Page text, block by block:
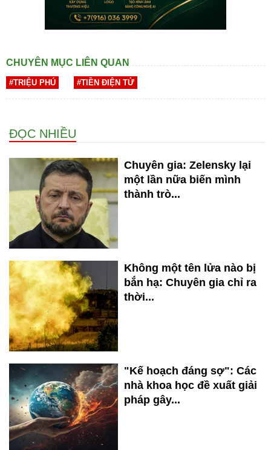
CHUYÊN MỤC LIÊN QUAN
#TRIỆU PHÚ #TIỀN ĐIỆN TỬ
ĐỌC NHIỀU
Chuyên gia: Zelensky lại
một lần nữa biến mình
thành trò...
Không một tên lửa nào bị
bắn hạ: Chuyên gia chỉ ra
thời...
"Kế hoạch đáng sợ": Các
nhà khoa học đề xuất giải
pháp gây...